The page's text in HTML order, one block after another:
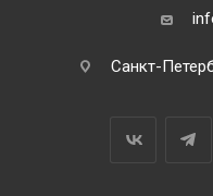
Санкт-